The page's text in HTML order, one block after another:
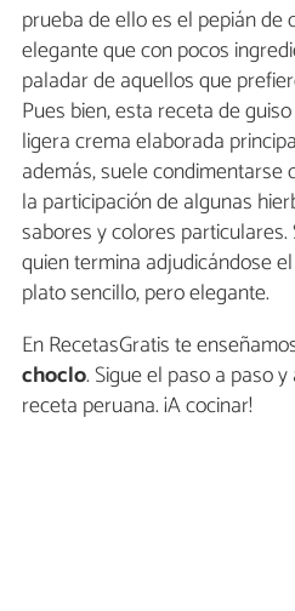
prueba de ello es el pepián de
elegante que con pocos
paladar de aquellos que
Pues bien, esta receta de
ligera crema elaborada
además, suele condimentarse
la participación de algunas
sabores y colores
quien termina adjudicándose
plato sencillo, pero elegante.
En RecetasGratis te
choclo. Sigue el paso a paso
receta peruana. ¡A cocinar!